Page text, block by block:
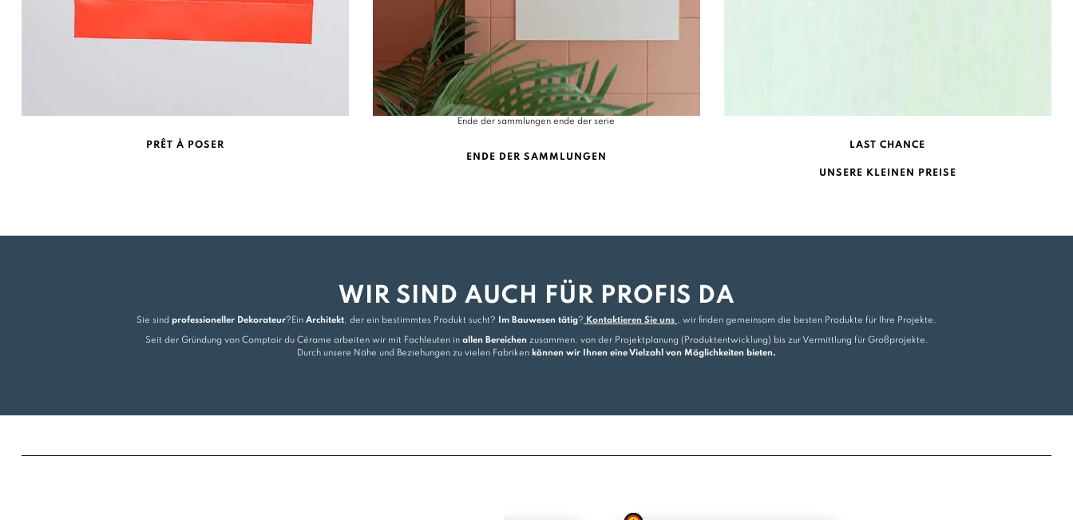
PRÊT À POSER
Ende der sammlungen ende der serie
ENDE DER SAMMLUNGEN
LAST CHANCE
UNSERE KLEINEN PREISE
WIR SIND AUCH FÜR PROFIS DA
Sie sind professioneller Dekorateur?Ein Architekt, der ein bestimmtes Produkt sucht? Im Bauwesen tätig? Kontaktieren Sie uns , wir finden gemeinsam die besten Produkte für Ihre Projekte.
Seit der Gründung von Comptoir du Cérame arbeiten wir mit Fachleuten in allen Bereichenzusammen. von der Projektplanung (Produktentwicklung) bis zur Vermittlung für Großprojekte.
Durch unsere Nähe und Beziehungen zu vielen Fabriken können wir Ihnen eine Vielzahl von Möglichkeiten bieten.